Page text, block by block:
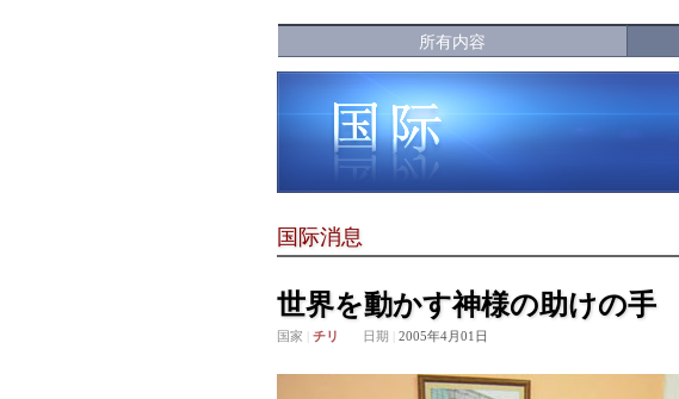
所有内容
国际消息
世界を動かす神様の助けの手
国家 チリ 日期 2005年4月01日